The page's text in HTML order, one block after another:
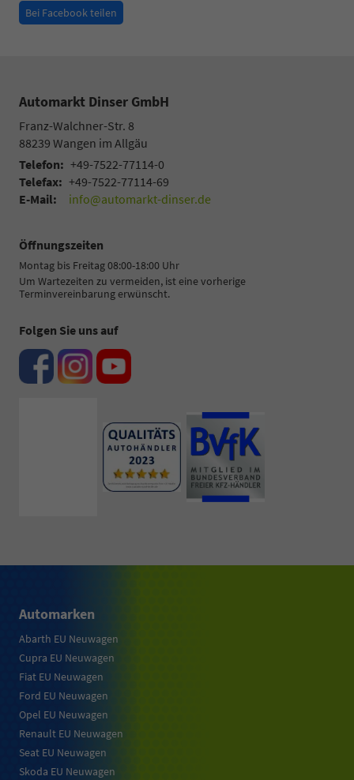
Bei Facebook teilen
Automarkt Dinser GmbH
Franz-Walchner-Str. 8
88239 Wangen im Allgäu
Telefon: +49-7522-77114-0
Telefax: +49-7522-77114-69
E-Mail:
info@automarkt-dinser.de
Öffnungszeiten
Montag bis Freitag 08:00-18:00 Uhr
Um Wartezeiten zu vermeiden, ist eine vorherige
Terminvereinbarung erwünscht.
Folgen Sie uns auf
Automarken
Abarth EU Neuwagen
Cupra EU Neuwagen
Fiat EU Neuwagen
Ford EU Neuwagen
Opel EU Neuwagen
Renault EU Neuwagen
Seat EU Neuwagen
Skoda EU Neuwagen